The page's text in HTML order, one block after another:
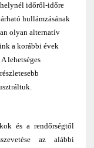
időről-időre
hullámzásának
olyan alternatív
a korábbi évek
lehetséges
és a rendőrségtől
az alábbi